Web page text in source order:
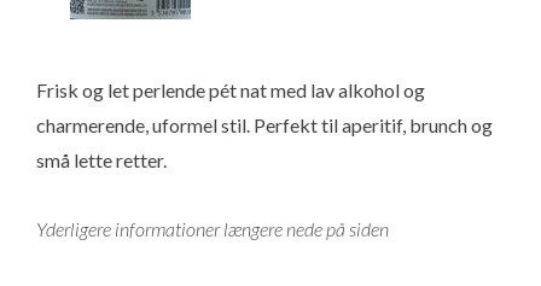
Frisk og let perlende pét nat med lav alkohol og
charmerende, uformel stil. Perfekt til aperitif, brunch og
små lette retter.
Yderligere informationer længere nede på siden